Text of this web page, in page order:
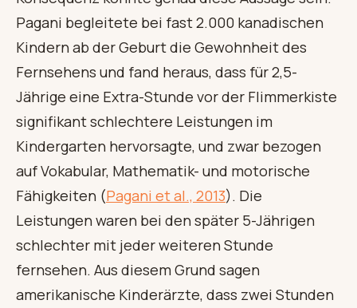
Pagani begleitete bei fast 2.000 kanadischen
Kindern ab der Geburt die Gewohnheit des
Fernsehens und fand heraus, dass für 2,5-
Jährige eine Extra-Stunde vor der Flimmerkiste
signifikant schlechtere Leistungen im
Kindergarten hervorsagte, und zwar bezogen
auf Vokabular, Mathematik- und motorische
Fähigkeiten (Pagani et al., 2013). Die
Leistungen waren bei den später 5-Jährigen
schlechter mit jeder weiteren Stunde
fernsehen. Aus diesem Grund sagen
amerikanische Kinderärzte, dass zwei Stunden